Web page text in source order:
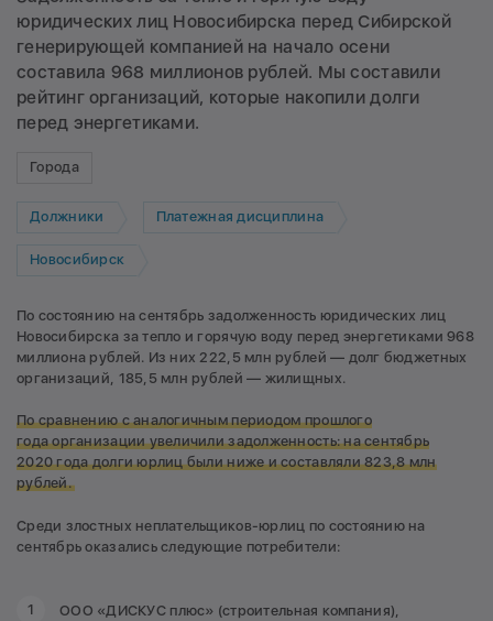
юридических лиц Новосибирска перед Сибирской
генерирующей компанией на начало осени
составила 968 миллионов рублей. Мы составили
рейтинг организаций, которые накопили долги
перед энергетиками.
Города
Должники Платежная дисциплина
Новосибирск
По состоянию на сентябрь задолженность юридических лиц
Новосибирска за тепло и горячую воду перед энергетиками 968
миллиона рублей. Из них 222,5 млн рублей — долг бюджетных
организаций, 185,5 млн рублей — жилищных.
По сравнению с аналогичным периодом прошлого
года организации увеличили задолженность: на сентябрь
2020 года долги юрлиц были ниже и составляли 823,8 млн
рублей.
Среди злостных неплательщиков-юрлиц по состоянию на
сентябрь оказались следующие потребители:
ООО «ДИСКУС плюс» (строительная компания),